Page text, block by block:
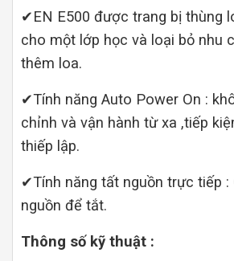
✔EN E500 được trang bị thùng
cho một lớp học và loại bỏ nhu
thêm loa.
✔Tính năng Auto Power On :
chỉnh và vận hành từ xa ,tiếp
thiếp lập.
✔Tính năng tất nguồn trực tiếp :
nguồn để tắt.
Thông số kỹ thuật :